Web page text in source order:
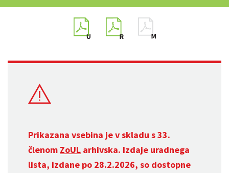
Prikazana vsebina je v skladu s 33.
členom ZoUL arhivska. Izdaje uradnega
lista, izdane po 28.2.2026, so dostopne